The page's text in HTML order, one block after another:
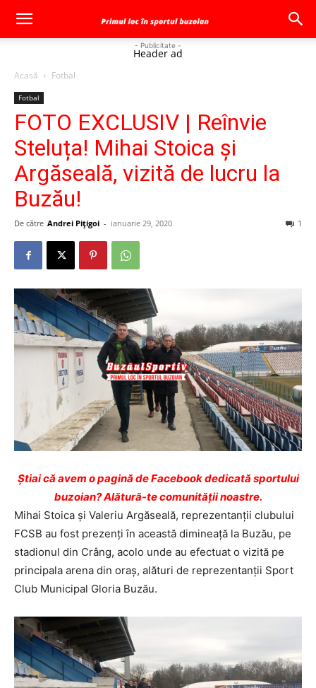
- Publicitate -
Header ad
Acasă Fotbal
Fotbal
FOTO EXCLUSIV | Reînvie
Steluța! Mihai Stoica și
Argăseală, vizită de lucru la
Buzău!
De către Andrei Pițigoi - ianuarie 29, 2020 1
Ştiai că avem o pagină de Facebook dedicată sportului
buzoian? Alătură-te comunității noastre.
Mihai Stoica și Valeriu Argăseală, reprezentanții clubului
FCSB au fost prezenți în această dimineață la Buzău, pe
stadionul din Crâng, acolo unde au efectuat o vizită pe
principala arena din oraș, alături de reprezentanții Sport
Club Municipal Gloria Buzău.